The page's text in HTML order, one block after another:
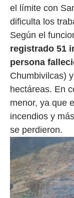
el límite con
dificulta los
Según el
registrado 51
persona
Chumbivilcas)
hectáreas. En
menor, ya que
incendios y
se perdieron.